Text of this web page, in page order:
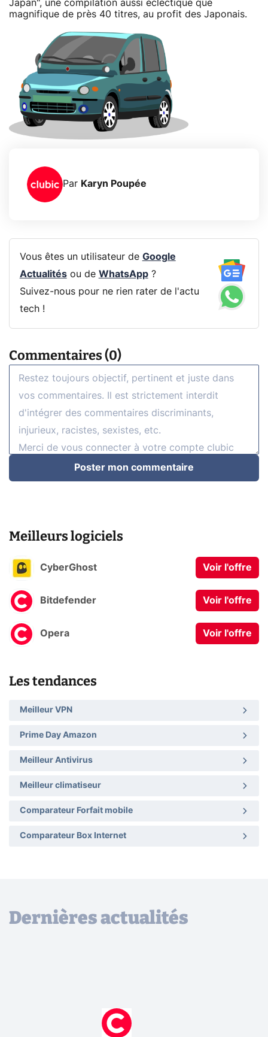
Japan", une compilation aussi éclectique que
magnifique de près 40 titres, au profit des Japonais.
Par Karyn Poupée
Vous êtes un utilisateur de Google
Actualitésou de WhatsApp?
Suivez-nous pour ne rien rater de l'actu
tech !
Commentaires (0)
Poster mon commentaire
Meilleurs logiciels
CyberGhost Voir l'offre
Bitdefender Voir l'offre
Opera Voir l'offre
Les tendances
Meilleur VPN
Prime Day Amazon
Meilleur Antivirus
Meilleur climatiseur
Comparateur Forfait mobile
Comparateur Box Internet
Dernières actualités